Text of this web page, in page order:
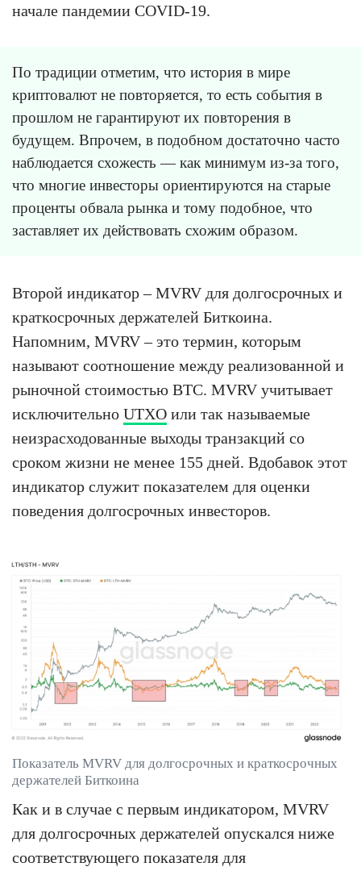
начале пандемии COVID-19.
По традиции отметим, что история в мире
криптовалют не повторяется, то есть события в
прошлом не гарантируют их повторения в
будущем. Впрочем, в подобном достаточно часто
наблюдается схожесть — как минимум из-за того,
что многие инвесторы ориентируются на старые
проценты обвала рынка и тому подобное, что
заставляет их действовать схожим образом.
Второй индикатор – MVRV для долгосрочных и
краткосрочных держателей Биткоина.
Напомним, MVRV – это термин, которым
называют соотношение между реализованной и
рыночной стоимостью BTC. MVRV учитывает
исключительно UTXO или так называемые
неизрасходованные выходы транзакций со
сроком жизни не менее 155 дней. Вдобавок этот
индикатор служит показателем для оценки
поведения долгосрочных инвесторов.
Показатель MVRV для долгосрочных и краткосрочных
держателей Биткоина
Как и в случае с первым индикатором, MVRV
для долгосрочных держателей опускался ниже
соответствующего показателя для